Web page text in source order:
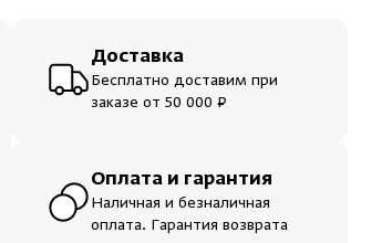
Доставка
Бесплатно доставим при
заказе от 50 000 ₽
Оплата и гарантия
Наличная и безналичная
оплата. Гарантия возврата